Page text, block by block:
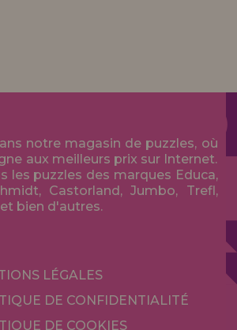
notre magasin de puzzles, où
aux meilleurs prix sur Internet.
les puzzles des marques Educa,
Castorland, Jumbo, Trefl,
bien d'autres.
LÉGALES
DE CONFIDENTIALITÉ
DE COOKIES